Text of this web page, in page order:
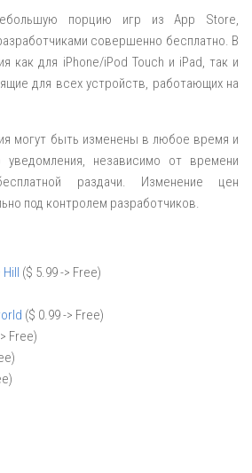
порцию игр из App Store,
совершенно бесплатно. В
как для iPhone/iPod Touch и iPad, так и
для всех устройств, работающих на
могут быть изменены в любое время и
уведомления, независимо от времени
раздачи. Изменение цен
под контролем разработчиков.
Hill ($ 5.99 -> Free)
($ 0.99 -> Free)
Free)